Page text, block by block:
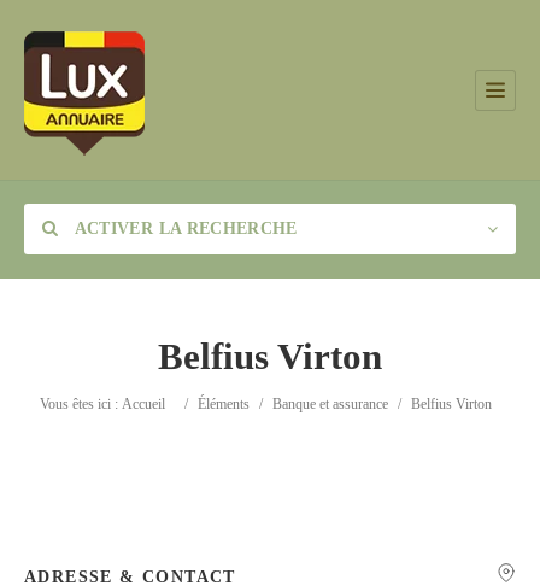
ACTIVER LA RECHERCHE
Catégorie
Belfius Virton
Vous êtes ici : Accueil / Éléments / Banque et assurance / Belfius Virton
ADRESSE & CONTACT